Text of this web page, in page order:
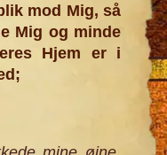
mod Mig, så
Mig og minde
Hjem er i